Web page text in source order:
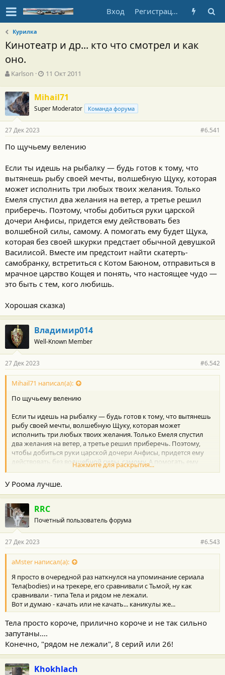
Вход Регистрация
Курилка
Кинотеатр и др... кто что смотрел и как
оно.
А
т
о
р
т
е
м
ы
Karlson
Д
а
н
а
л
а
11 Окт 2011
Mihail71
Super Moderator Команда форума
27 Дек 2023 #6.541
По щучьему велению
Если ты идешь на рыбалку — будь готов к тому, что
вытянешь рыбу своей мечты, волшебную Щуку, которая
может исполнить три любых твоих желания. Только
Емеля спустил два желания на ветер, а третье решил
приберечь. Поэтому, чтобы добиться руки царской
дочери Анфисы, придется ему действовать без
волшебной силы, самому. А помогать ему будет Щука,
которая без своей шкурки предстает обычной девушкой
Василисой. Вместе им предстоит найти скатерть-
самобранку, встретиться с Котом Баюном, отправиться в
мрачное царство Кощея и понять, что настоящее чудо —
это быть с тем, кого любишь.
Хорошая сказка)
Владимир014
Well-Known Member
27 Дек 2023 #6.542
Mihail71 написал(а):
По щучьему велению
Если ты идешь на рыбалку — будь готов к тому, что вытянешь
рыбу своей мечты, волшебную Щуку, которая может
исполнить три любых твоих желания. Только Емеля спустил
два желания на ветер, а третье решил приберечь. Поэтому,
чтобы добиться руки царской дочери Анфисы, придется ему
действовать без волшебной силы, самому. А помогать ему
будет Щука, которая без своей шкурки предстает обычной
девушкой Василисой. Вместе им предстоит найти скатерть-
самобранку, встретиться с Котом Баюном, отправиться в
мрачное царство Кощея и понять, что настоящее чудо — это
быть с тем, кого любишь.
Хорошая сказка)
Нажмите для раскрытия...
У Роома лучше.
RRC
Почетный пользователь форума
27 Дек 2023 #6.543
aMster написал(а):
Я просто в очередной раз наткнулся на упоминание сериала
Тела(bodies) и на трекере, его сравнивали с Тьмой, ну как
сравнивали - типа Тела и рядом не лежали.
Вот и думаю - качать или не качать... каникулы же...
Тела просто короче, прилично короче и не так сильно
запутаны....
Конечно, "рядом не лежали", 8 серий или 26!
Khokhlach